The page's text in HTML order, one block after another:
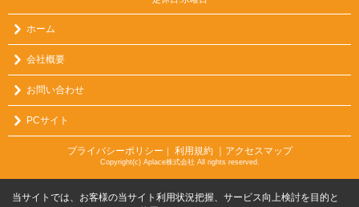
ホーム
会社概要
お問い合わせ
PCサイト
プライバシーポリシー ｜ 利用規約 ｜アクセスマップ
Copyright(c) Aplace株式会社 All rights reserved.
当サイトでは、お客様の当サイト利用状況把握、サービス向上検討を目的と